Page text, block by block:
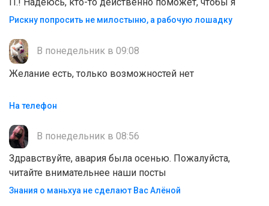
Рискну попросить не милостыню, а рабочую лошадку
В понедельник в 09:08
Желание есть, только возможностей нет
На телефон
В понедельник в 08:56
Здравствуйте, авария была осенью. Пожалуйста,
читайте внимательнее наши посты
Знания о маньхуа не сделают Вас Алëной